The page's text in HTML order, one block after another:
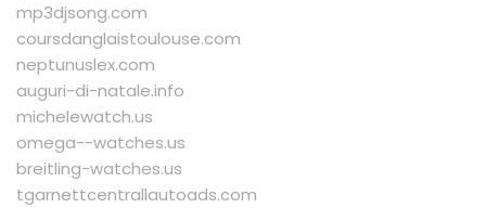
mp3djsong.com
coursdanglaistoulouse.com
neptunuslex.com
auguri-di-natale.info
michelewatch.us
omega--watches.us
breitling-watches.us
tgarnettcentrallautoads.com